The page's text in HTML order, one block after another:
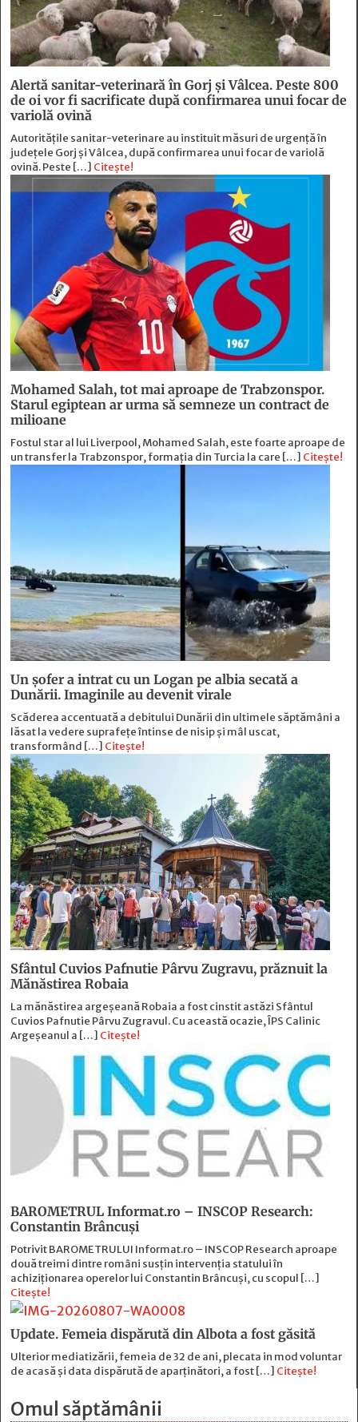
Alertă sanitar-veterinară în Gorj și Vâlcea. Peste 800
de oi vor fi sacrificate după confirmarea unui focar de
variolă ovină
Autoritățile sanitar-veterinare au instituit măsuri de urgență în
județele Gorj și Vâlcea, după confirmarea unui focar de variolă
ovină. Peste […] Citește!
Mohamed Salah, tot mai aproape de Trabzonspor.
Starul egiptean ar urma să semneze un contract de
milioane
Fostul star al lui Liverpool, Mohamed Salah, este foarte aproape de
un transfer la Trabzonspor, formația din Turcia la care […] Citește!
Un șofer a intrat cu un Logan pe albia secată a
Dunării. Imaginile au devenit virale
Scăderea accentuată a debitului Dunării din ultimele săptămâni a
lăsat la vedere suprafețe întinse de nisip și mâl uscat,
transformând […] Citește!
Sfântul Cuvios Pafnutie Pârvu Zugravu, prăznuit la
Mănăstirea Robaia
La mănăstirea argeșeană Robaia a fost cinstit astăzi Sfântul
Cuvios Pafnutie Pârvu Zugravul. Cu această ocazie, ÎPS Calinic
Argeșeanul a […] Citește!
BAROMETRUL Informat.ro – INSCOP Research:
Constantin Brâncuși
Potrivit BAROMETRULUI Informat.ro – INSCOP Research aproape
două treimi dintre români susțin intervenția statului în
achiziționarea operelor lui Constantin Brâncuși, cu scopul […]
Citește!
Update. Femeia dispărută din Albota a fost găsită
Ulterior mediatizării, femeia de 32 de ani, plecata in mod voluntar
de acasă și data dispărută de aparținători, a fost […] Citește!
Omul săptămânii